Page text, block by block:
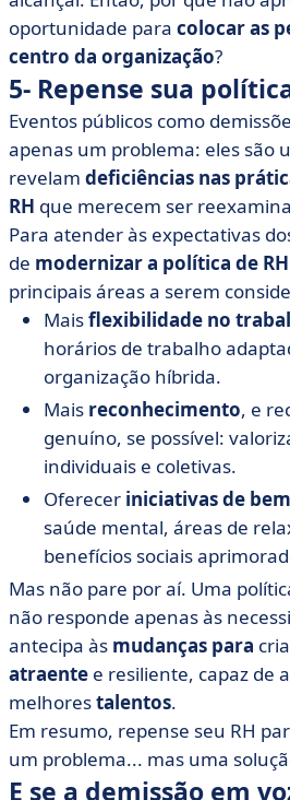
oportunidade para colocar as
centro da organização?
5- Repense sua
Eventos públicos como
apenas um problema: eles são
revelam deficiências nas
RH que merecem ser
Para atender às expectativas
de modernizar a política de RH
principais áreas a serem
Maisflexibilidade no
horários de trabalho
organização híbrida.
Mais reconhecimento, e
genuíno, se possível:
individuais e coletivas.
Oferecer iniciativas de
saúde mental, áreas de
benefícios sociais
Mas não pare por aí. Uma
não responde apenas às
antecipa às mudanças para
atraente e resiliente, capaz de
melhorestalentos.
Em resumo, repense seu RH
um problema... mas uma
E se a demissão em